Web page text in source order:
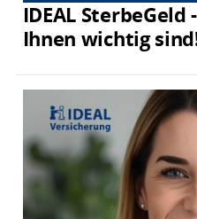
IDEAL
Ihnen wichtig